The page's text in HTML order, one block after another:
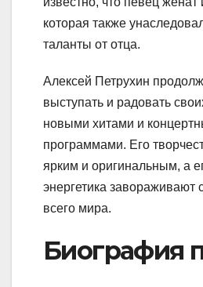
которая также
таланты от отца.
Алексей Петрухин
выступать и радовать
новыми хитами и
программами. Его
ярким и оригинальным, а
энергетика завораживают
всего мира.
Биография